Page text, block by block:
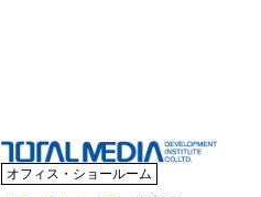
オフィス・ショールーム